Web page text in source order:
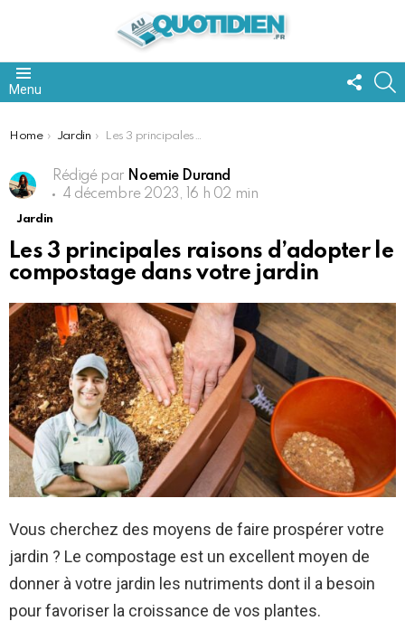
Menu
US
You are here:
Home Jardin Les 3 principales raisons d’adopter le compostage dans votre jardin
Rédigé par Noemie Durand
4 décembre 2023, 16 h 02 min
Jardin
Les 3 principales raisons d’adopter le
compostage dans votre jardin
Vous cherchez des moyens de faire prospérer votre
jardin ? Le compostage est un excellent moyen de
donner à votre jardin les nutriments dont il a besoin
pour favoriser la croissance de vos plantes.